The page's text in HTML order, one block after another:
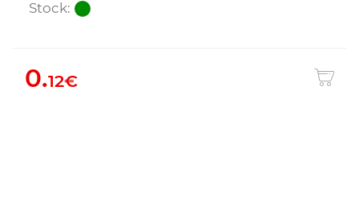
Stock:
0.12€